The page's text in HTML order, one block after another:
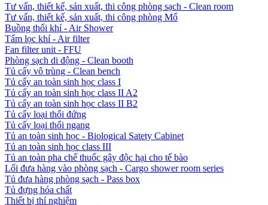
Tư vấn, thiết kế, sản xuất, thi công phòng sạch - Clean room
Tư vấn, thiết kế, sản xuất, thi công phòng Mổ
Buồng thổi khí - Air Shower
Tấm lọc khí - Air filter
Fan filter unit - FFU
Phòng sạch di động - Clean booth
Tủ cấy vô trùng - Clean bench
Tủ cấy an toàn sinh học class I
Tủ cấy an toàn sinh học class II A2
Tủ cấy an toàn sinh học class II B2
Tủ cấy loại thổi đứng
Tủ cấy loại thổi ngang
Tủ an toàn sinh học - Biological Satety Cabinet
Tủ an toàn sinh học class III
Tủ an toàn pha chế thuốc gây độc hại cho tế bào
Lối đưa hàng vào phòng sạch - Cargo shower room series
Tủ đưa hàng phòng sạch - Pass box
Tủ đựng hóa chất
Thiết bị thí nghiệm